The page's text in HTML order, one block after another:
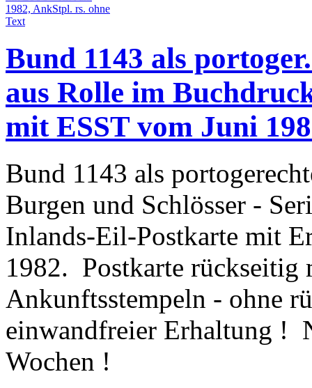
Bund 1143 als
aus Rolle im
mit ESST vom Juni
Bund 1143 als
Burgen und Schlösser -
Inlands-Eil-Postkarte mit
1982. Postkarte rückseitig
Ankunftsstempeln - ohne
einwandfreier Erhaltung !
Wochen !